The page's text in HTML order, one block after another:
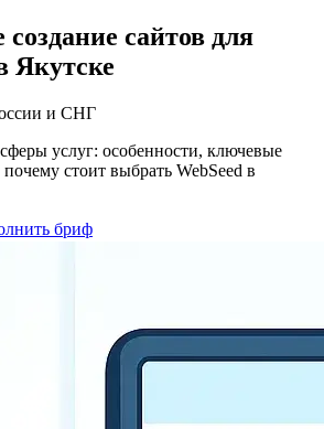
сайтов для
Якутске
и СНГ
услуг: особенности, ключевые
стоит выбрать WebSeed в
бриф